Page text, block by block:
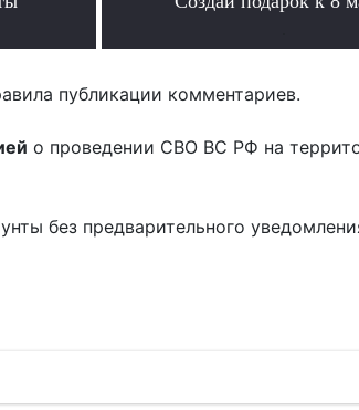
публикации комментариев.
о проведении СВО ВС РФ на
без предварительного